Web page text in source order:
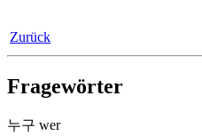
Zurück
Fragewörter
누구 wer